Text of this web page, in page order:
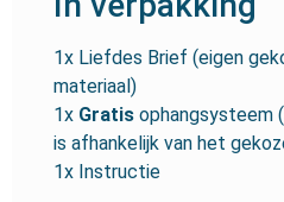
1x Liefdes Brief (eigen
materiaal)
1x Gratis ophangsysteem
is afhankelijk van het
1x Instructie